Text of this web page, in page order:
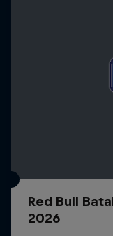
Red Bull
2026